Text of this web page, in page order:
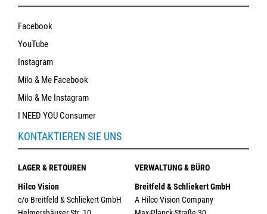
Facebook
YouTube
Instagram
Milo & Me Facebook
Milo & Me Instagram
I NEED YOU Consumer
KONTAKTIEREN SIE UNS
LAGER & RETOUREN
Hilco Vision
c/o Breitfeld & Schliekert GmbH
VERWALTUNG & BÜRO
Breitfeld & Schliekert GmbH
A Hilco Vision Company